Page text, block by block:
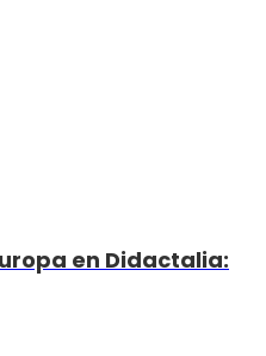
en Didactalia: